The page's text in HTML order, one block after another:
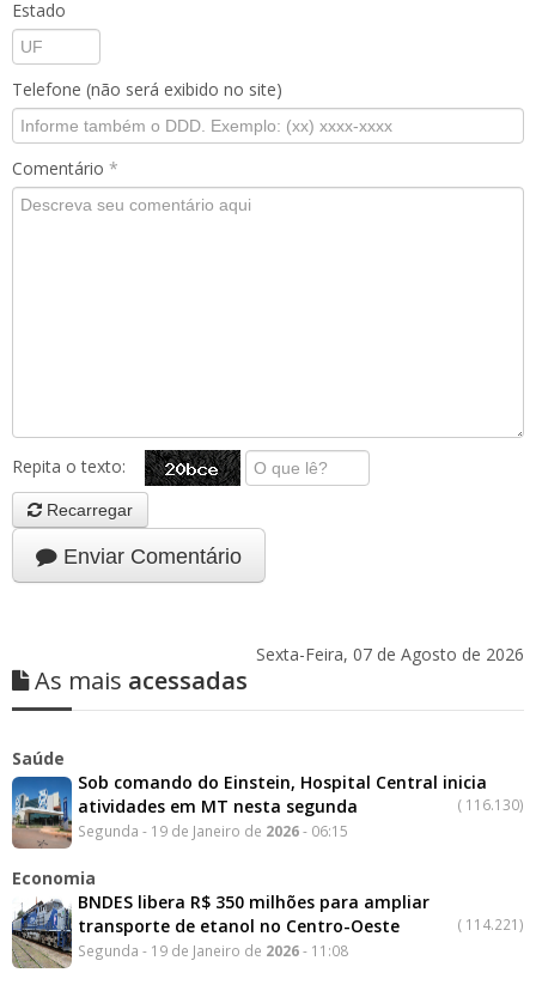
Estado
Telefone (não será exibido no site)
Comentário *
Repita o texto:
Recarregar
Enviar Comentário
Sexta-Feira, 07 de Agosto de 2026
As mais acessadas
Saúde
Sob comando do Einstein, Hospital Central inicia
atividades em MT nesta segunda
( 116.130)
Segunda - 19 de Janeiro de 2026- 06:15
Economia
BNDES libera R$ 350 milhões para ampliar
transporte de etanol no Centro-Oeste
( 114.221)
Segunda - 19 de Janeiro de 2026- 11:08